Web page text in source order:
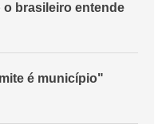
brasileiro entende
é município"